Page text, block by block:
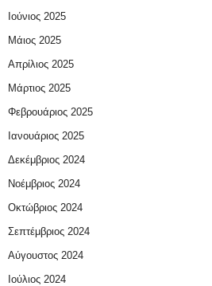
Ιούνιος 2025
Μάιος 2025
Απρίλιος 2025
Μάρτιος 2025
Φεβρουάριος 2025
Ιανουάριος 2025
Δεκέμβριος 2024
Νοέμβριος 2024
Οκτώβριος 2024
Σεπτέμβριος 2024
Αύγουστος 2024
Ιούλιος 2024